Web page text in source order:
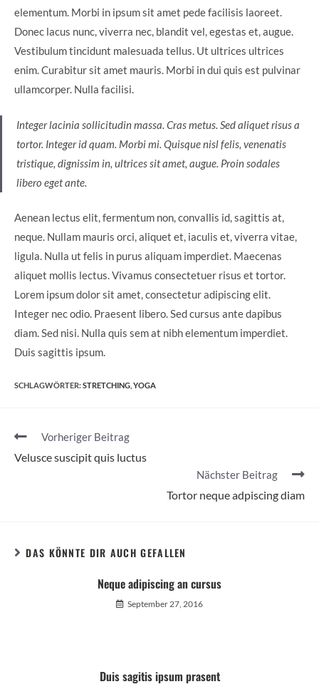
elementum. Morbi in ipsum sit amet pede facilisis laoreet.
Donec lacus nunc, viverra nec, blandit vel, egestas et, augue.
Vestibulum tincidunt malesuada tellus. Ut ultrices ultrices
enim. Curabitur sit amet mauris. Morbi in dui quis est pulvinar
ullamcorper. Nulla facilisi.
Integer lacinia sollicitudin massa. Cras metus. Sed aliquet risus a
tortor. Integer id quam. Morbi mi. Quisque nisl felis, venenatis
tristique, dignissim in, ultrices sit amet, augue. Proin sodales
libero eget ante.
Aenean lectus elit, fermentum non, convallis id, sagittis at,
neque. Nullam mauris orci, aliquet et, iaculis et, viverra vitae,
ligula. Nulla ut felis in purus aliquam imperdiet. Maecenas
aliquet mollis lectus. Vivamus consectetuer risus et tortor.
Lorem ipsum dolor sit amet, consectetur adipiscing elit.
Integer nec odio. Praesent libero. Sed cursus ante dapibus
diam. Sed nisi. Nulla quis sem at nibh elementum imperdiet.
Duis sagittis ipsum.
SCHLAGWÖRTER:STRETCHING YOGA
Weitere
ansehen
Vorheriger Beitrag
Velusce suscipit quis luctus
Nächster Beitrag
Tortor neque adpiscing diam
DAS KÖNNTE DIR AUCH GEFALLEN
Neque adipiscing an cursus
September 27, 2016
Duis sagitis ipsum prasent